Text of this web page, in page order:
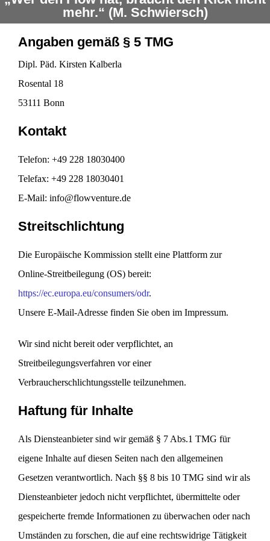
mehr.“ (M. Schwiersch)
Angaben gemäß § 5 TMG
Dipl. Päd. Kirsten Kalberla
Rosental 18
53111 Bonn
Kontakt
Telefon: +49 228 18030400
Telefax: +49 228 18030401
E-Mail: info@flowventure.de
Streitschlichtung
Die Europäische Kommission stellt eine Plattform zur
Online-Streitbeilegung (OS) bereit:
https://ec.europa.eu/consumers/odr.
Unsere E-Mail-Adresse finden Sie oben im Impressum.
Wir sind nicht bereit oder verpflichtet, an
Streitbeilegungsverfahren vor einer
Verbraucherschlichtungsstelle teilzunehmen.
Haftung für Inhalte
Als Diensteanbieter sind wir gemäß § 7 Abs.1 TMG für
eigene Inhalte auf diesen Seiten nach den allgemeinen
Gesetzen verantwortlich. Nach §§ 8 bis 10 TMG sind wir als
Diensteanbieter jedoch nicht verpflichtet, übermittelte oder
gespeicherte fremde Informationen zu überwachen oder nach
Umständen zu forschen, die auf eine rechtswidrige Tätigkeit